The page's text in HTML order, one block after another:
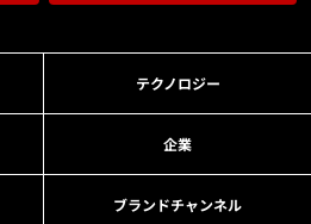
テクノロジー
企業
ブランドチャンネル